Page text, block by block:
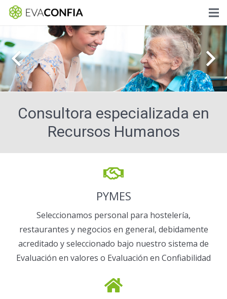
Consultora especializada en
Recursos Humanos
PYMES
Seleccionamos personal para hostelería,
restaurantes y negocios en general, debidamente
acreditado y seleccionado bajo nuestro sistema de
Evaluación en valores o Evaluación en Confiabilidad